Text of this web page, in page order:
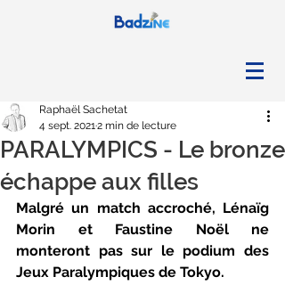
PARALYMPICS - Le bronze
échappe aux filles
Raphaël Sachetat
4 sept. 20212 min de lecture
Malgré un match accroché, Lénaïg
Morin et Faustine Noël ne
monteront pas sur le podium des
Jeux Paralympiques de Tokyo.